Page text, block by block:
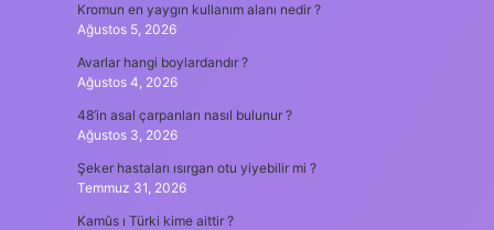
Kromun en yaygın kullanım alanı nedir ?
Ağustos 5, 2026
Avarlar hangi boylardandır ?
Ağustos 4, 2026
48’in asal çarpanları nasıl bulunur ?
Ağustos 3, 2026
Şeker hastaları ısırgan otu yiyebilir mi ?
Temmuz 31, 2026
Kamûs ı Türki kime aittir ?